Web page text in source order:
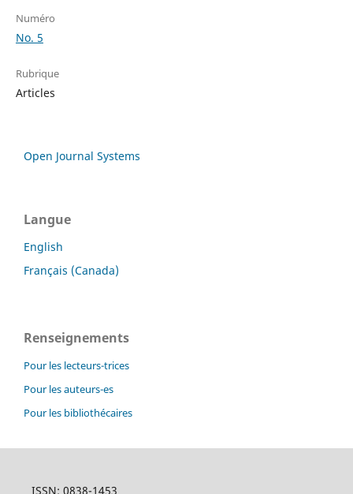
Numéro
No. 5
Rubrique
Articles
Open Journal Systems
Langue
English
Français (Canada)
Renseignements
Pour les lecteurs-trices
Pour les auteurs-es
Pour les bibliothécaires
ISSN: 0838-1453